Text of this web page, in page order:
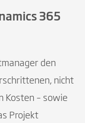
365
den
nicht
Kosten – sowie
Projekt